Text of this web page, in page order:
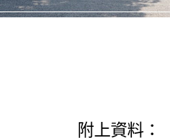
附上資料：